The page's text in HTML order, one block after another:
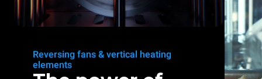
Reversing fans & vertical heating
elements